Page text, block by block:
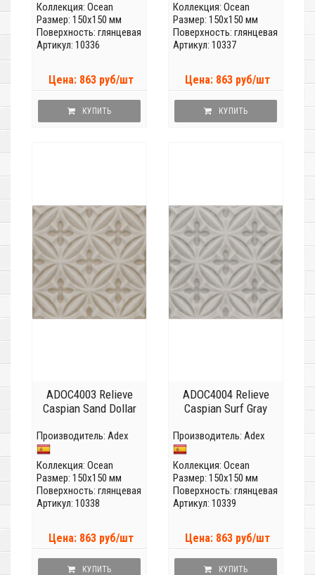
Коллекция: Ocean
Размер: 150x150 мм
Поверхность: глянцевая
Артикул: 10336
Цена: 863 руб/шт
КУПИТЬ
Коллекция: Ocean
Размер: 150x150 мм
Поверхность: глянцевая
Артикул: 10337
Цена: 863 руб/шт
КУПИТЬ
ADOC4003 Relieve
Caspian Sand Dollar
Производитель: Adex
Коллекция: Ocean
Размер: 150x150 мм
Поверхность: глянцевая
Артикул: 10338
Цена: 863 руб/шт
КУПИТЬ
ADOC4004 Relieve
Caspian Surf Gray
Производитель: Adex
Коллекция: Ocean
Размер: 150x150 мм
Поверхность: глянцевая
Артикул: 10339
Цена: 863 руб/шт
КУПИТЬ